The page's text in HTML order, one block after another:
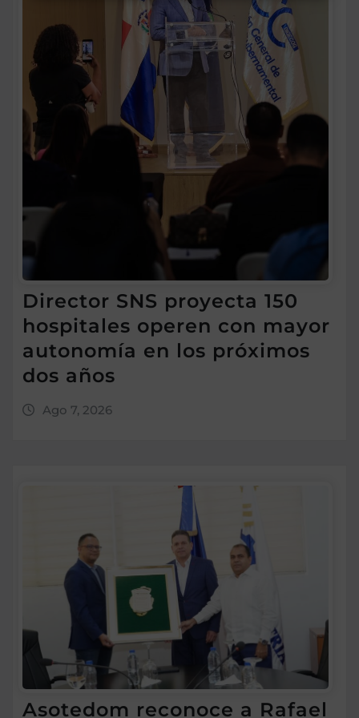
Director SNS proyecta 150
hospitales operen con mayor
autonomía en los próximos
dos años
Ago 7, 2026
Asotedom reconoce a Rafael